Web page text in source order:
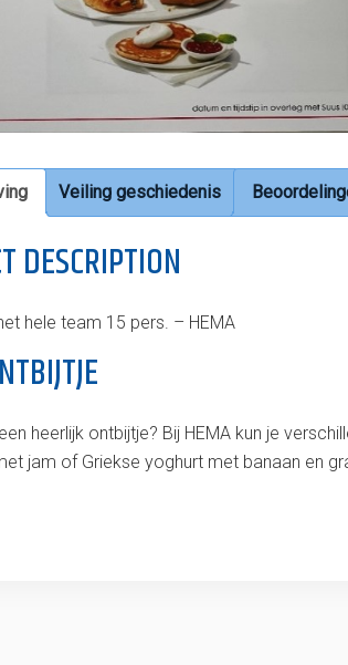
Veiling geschiedenis
DESCRIPTION
hele team 15 pers. – HEMA
heerlijk ontbijtje? Bij HEMA kun je
jam of Griekse yoghurt met banaan en